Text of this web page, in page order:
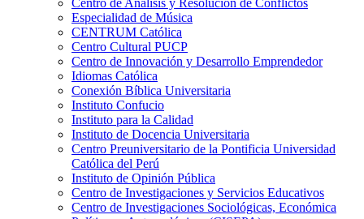
Centro de Análisis y Resolución de Conflictos
Especialidad de Música
CENTRUM Católica
Centro Cultural PUCP
Centro de Innovación y Desarrollo Emprendedor
Idiomas Católica
Conexión Bíblica Universitaria
Instituto Confucio
Instituto para la Calidad
Instituto de Docencia Universitaria
Centro Preuniversitario de la Pontificia Universidad
Católica del Perú
Instituto de Opinión Pública
Centro de Investigaciones y Servicios Educativos
Centro de Investigaciones Sociológicas, Económica